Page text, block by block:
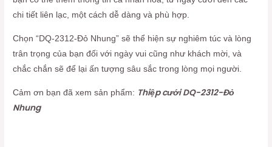
chi tiết liên lạc, một cách dễ dàng và phù hợp.
Chọn “DQ-2312-Đỏ Nhung” sẽ thể hiện sự nghiêm túc và lòng
trân trọng của bạn đối với ngày vui cũng như khách mời, và
chắc chắn sẽ để lại ấn tượng sâu sắc trong lòng mọi người.
Cảm ơn bạn đã xem sản phẩm: Thiệp cưới DQ-2312-Đỏ
Nhung